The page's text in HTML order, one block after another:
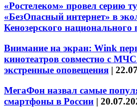
«Ростелеком» провел серию
«БезОпасный интернет» в
Кенозерского национального
Внимание на экран: Wink
кинотеатров совместно с
экстренные оповещения |
МегаФон назвал самые
смартфоны в России |